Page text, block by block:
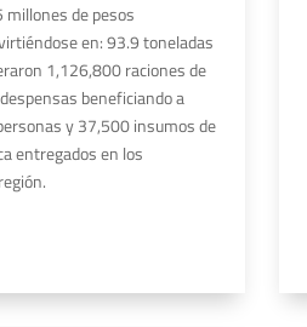
millones de pesos
en: 93.9 toneladas
1,126,800 raciones de
beneficiando a
y 37,500 insumos de
entregados en los